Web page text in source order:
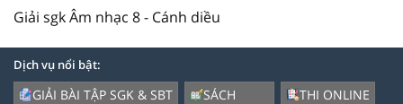
Giải sgk Âm nhạc 8 - Cánh diều
Dịch vụ nổi bật:
GIẢI BÀI TẬP SGK & SBT
SÁCH
THI ONLINE